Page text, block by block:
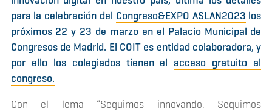
para la celebración del Congreso&EXPO ASLAN2023 los
próximos 22 y 23 de marzo en el Palacio Municipal de
Congresos de Madrid. El COIT es entidad colaboradora, y
por ello los colegiados tienen el acceso gratuito al
congreso.
Con el lema “Seguimos innovando. Seguimos